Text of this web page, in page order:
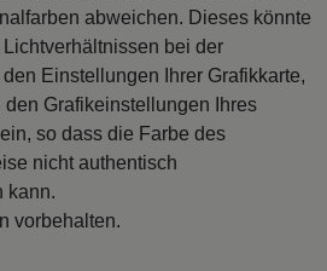
abweichen. Dieses könnte
bei der
Einstellungen Ihrer Grafikkarte,
den Grafikeinstellungen Ihres
so dass die Farbe des
nicht authentisch
kann.
vorbehalten.